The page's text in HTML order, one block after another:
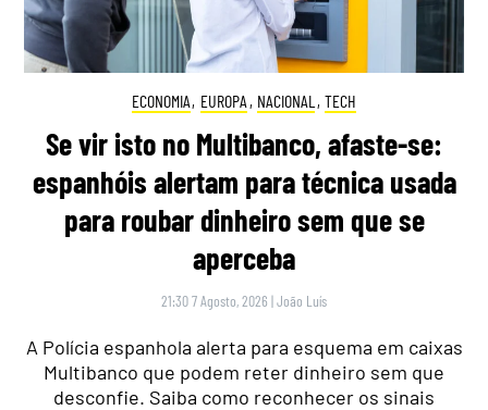
ECONOMIA, EUROPA , NACIONAL , TECH
Se vir isto no Multibanco, afaste-se:
espanhóis alertam para técnica usada
para roubar dinheiro sem que se
aperceba
21:30 7 Agosto, 2026 |João Luís
A Polícia espanhola alerta para esquema em caixas
Multibanco que podem reter dinheiro sem que
desconfie. Saiba como reconhecer os sinais